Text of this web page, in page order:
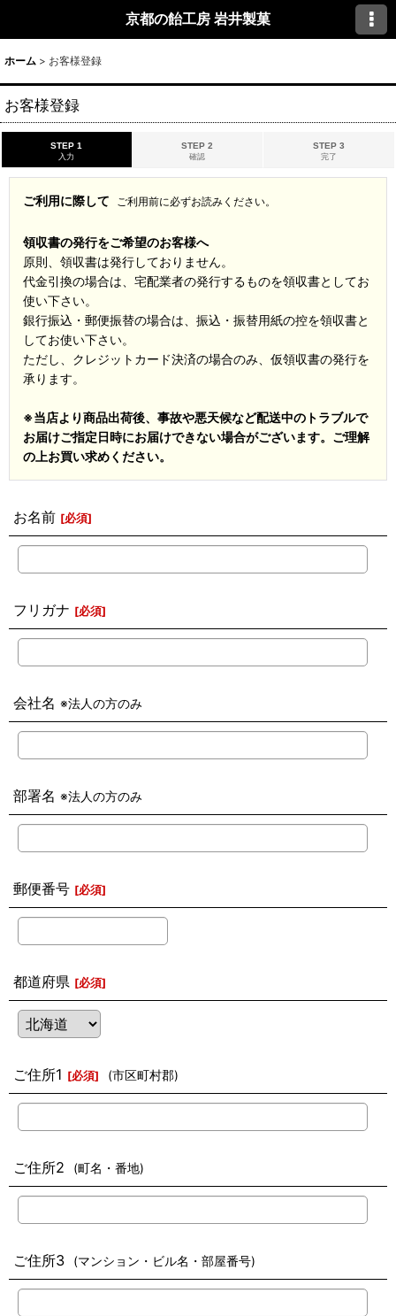
京都の飴工房 岩井製菓
ホーム > お客様登録
お客様登録
STEP 1
入力
STEP 2
確認
STEP 3
完了
ご利用に際して ご利用前に必ずお読みください。
領収書の発行をご希望のお客様へ
原則、領収書は発行しておりません。
代金引換の場合は、宅配業者の発行するものを領収書としてお
使い下さい。
銀行振込・郵便振替の場合は、振込・振替用紙の控を領収書と
してお使い下さい。
ただし、クレジットカード決済の場合のみ、仮領収書の発行を
承ります。
※当店より商品出荷後、事故や悪天候など配送中のトラブルで
お届けご指定日時にお届けできない場合がございます。ご理解
の上お買い求めください。
お名前 [必須]
フリガナ [必須]
会社名 ※法人の方のみ
部署名 ※法人の方のみ
郵便番号 [必須]
都道府県 [必須]
ご住所1 [必須] (市区町村郡)
ご住所2 (町名・番地)
ご住所3 (マンション・ビル名・部屋番号)